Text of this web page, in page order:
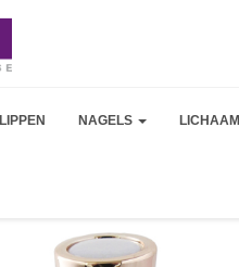
LIPPEN NAGELS LICHAAM